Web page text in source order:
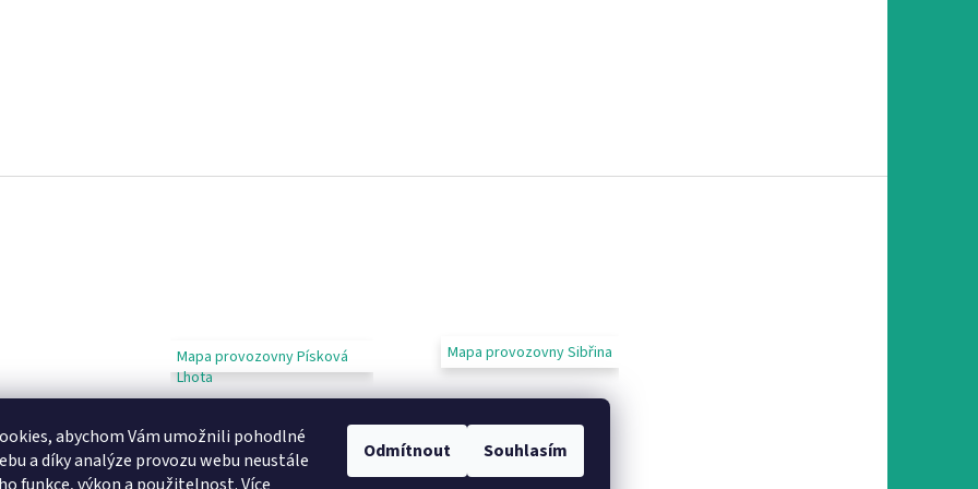
abychom Vám umožnili pohodlné
a díky analýze provozu webu neustále
Odmítnout Souhlasím
Mapa provozovny Písková
Lhota
Mapa provozovny Sibřina